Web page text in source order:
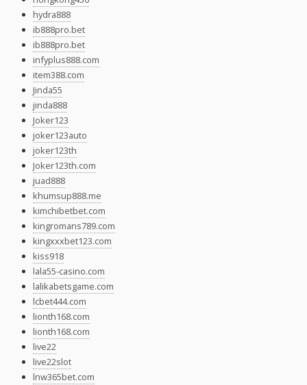
hydra888
ib888pro.bet
ib888pro.bet
infyplus888.com
item388.com
Jinda55
jinda888
Joker123
joker123auto
joker123th
Joker123th.com
juad888
khumsup888.me
kimchibetbet.com
kingromans789.com
kingxxxbet123.com
kiss918
lala55-casino.com
lalikabetsgame.com
lcbet444.com
lionth168.com
lionth168.com
live22
live22slot
lnw365bet.com